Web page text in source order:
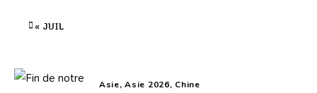
« JUIL
Asie,Asie 2026, Chine